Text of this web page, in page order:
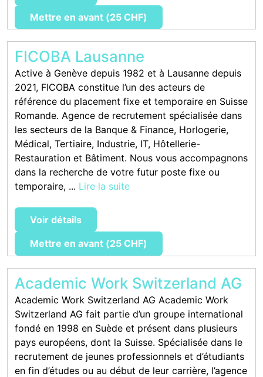
Mettre en avant (25 CHF)
FICOBA Lausanne
Active à Genève depuis 1982 et à Lausanne depuis
2021, FICOBA constitue l’un des acteurs de
référence du placement fixe et temporaire en Suisse
Romande. Agence de recrutement spécialisée dans
les secteurs de la Banque & Finance, Horlogerie,
Médical, Tertiaire, Industrie, IT, Hôtellerie-
Restauration et Bâtiment. Nous vous accompagnons
dans la recherche de votre futur poste fixe ou
temporaire, ... Lire la suite
Voir détails
Mettre en avant (25 CHF)
Academic Work Switzerland AG
Academic Work Switzerland AG Academic Work
Switzerland AG fait partie d’un groupe international
fondé en 1998 en Suède et présent dans plusieurs
pays européens, dont la Suisse. Spécialisée dans le
recrutement de jeunes professionnels et d’étudiants
en fin d’études ou au début de leur carrière, l’agence